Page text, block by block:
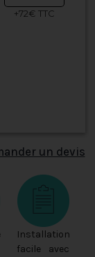
+72€ TTC
un devis
Installation
facile avec